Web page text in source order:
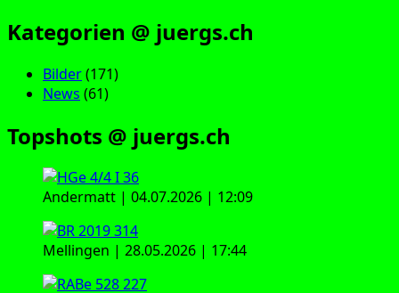
Kategorien @ juergs.ch
Bilder(171)
News (61)
Topshots @ juergs.ch
Andermatt | 04.07.2026 | 12:09
Mellingen | 28.05.2026 | 17:44